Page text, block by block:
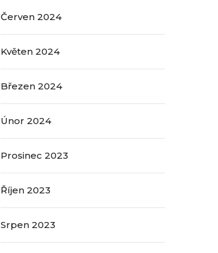
Červen 2024
Květen 2024
Březen 2024
Únor 2024
Prosinec 2023
Říjen 2023
Srpen 2023